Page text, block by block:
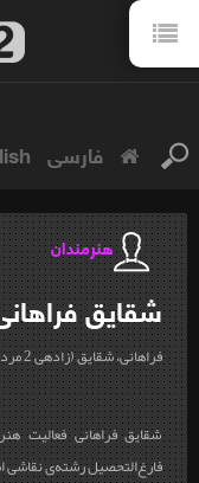
فارسی
هنرمندان
شقایق
فراهانی، شقایق (زاد‎ه‎ی 2 مرداد 1351، تهران)
شقایق فراهانی فعالیت
فارغ‌التحصیل رشته‌ی